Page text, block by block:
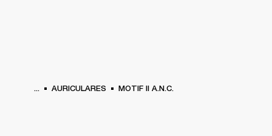
... AURICULARES MOTIF II A.N.C.